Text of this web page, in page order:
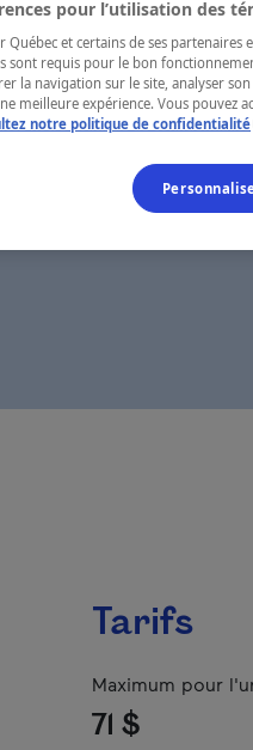
Tarifs
Maximum pour
71 $
pour l’utilisation des
Québec et certains de ses partenaires
sont requis pour le bon
la navigation sur le site, analyser
meilleure expérience. Vous pouvez
notre politique de confidentialité